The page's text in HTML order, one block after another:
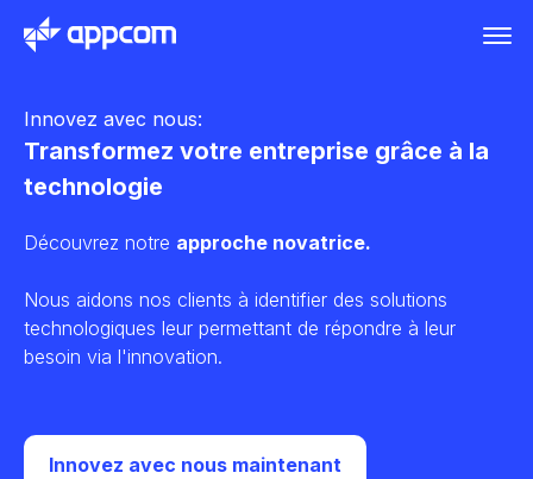
Innovez avec nous:
Transformez votre entreprise grâce à la
technologie
Découvrez notre approche novatrice.
Nous aidons nos clients à identifier des solutions
technologiques leur permettant de répondre à leur
besoin via l'innovation.
Innovez avec nous maintenant